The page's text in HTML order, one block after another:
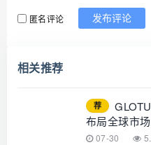
匿名评论 发布评论
相关推荐
荐
布局全球市
想增加收入
07-30